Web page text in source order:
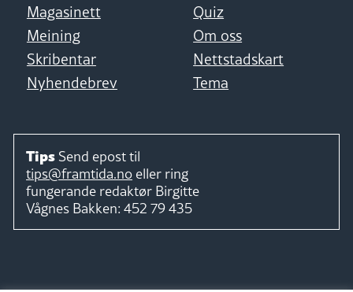
Magasinett
Quiz
Meining
Om oss
Skribentar
Nettstadskart
Nyhendebrev
Tema
Tips Send epost til
tips@framtida.no eller ring
fungerande redaktør Birgitte
Vågnes Bakken: 452 79 435